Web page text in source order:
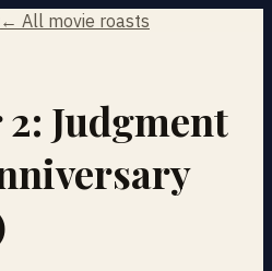
← All movie roasts
Judgment